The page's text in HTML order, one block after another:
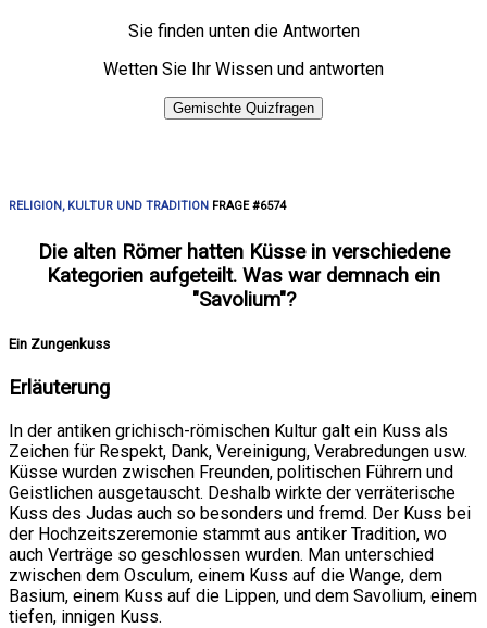
Sie finden unten die Antworten
Wetten Sie Ihr Wissen und antworten
Gemischte Quizfragen
RELIGION, KULTUR UND TRADITION FRAGE #6574
Die alten Römer hatten Küsse in verschiedene
Kategorien aufgeteilt. Was war demnach ein
"Savolium"?
Ein Zungenkuss
Erläuterung
In der antiken grichisch-römischen Kultur galt ein Kuss als
Zeichen für Respekt, Dank, Vereinigung, Verabredungen usw.
Küsse wurden zwischen Freunden, politischen Führern und
Geistlichen ausgetauscht. Deshalb wirkte der verräterische
Kuss des Judas auch so besonders und fremd. Der Kuss bei
der Hochzeitszeremonie stammt aus antiker Tradition, wo
auch Verträge so geschlossen wurden. Man unterschied
zwischen dem Osculum, einem Kuss auf die Wange, dem
Basium, einem Kuss auf die Lippen, und dem Savolium, einem
tiefen, innigen Kuss.